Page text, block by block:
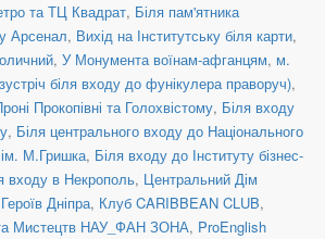
та ТЦ Квадрат, Біля пам'ятника
Арсенал, Вихід на Інститутську біля карти,
, У Монумента воїнам-афганцям, м.
біля входу до фунікулера праворуч),
Прокопівні та Голохвістому, Біля входу
, Біля центрального входу до Національного
ім. М.Гришка, Біля входу до Інституту бізнес-
входу в Некрополь, Центральний Дім
Дніпра, Клуб CARIBBEAN CLUB,
Мистецтв НАУ_ФАН ЗОНА, ProEnglish